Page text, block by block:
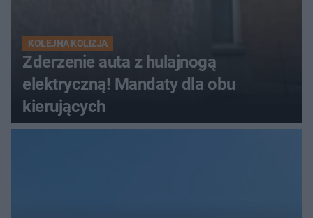
KOLEJNA KOLIZJA
Zderzenie auta z hulajnogą
elektryczną! Mandaty dla obu
kierujących